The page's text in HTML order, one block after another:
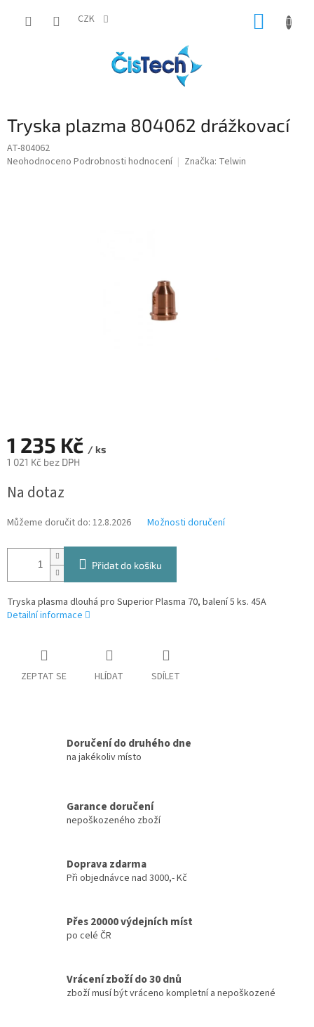
CZK
Tryska plazma 804062 drážkovací
AT-804062
Průměrné
Neohodnoceno Podrobnosti hodnocení Značka: Telwin
1 235 Kč / ks
1 021 Kč bez DPH
cena:
Na dotaz
Můžeme doručit do: 12.8.2026 Možnosti doručení
Přidat do košíku
Tryska plasma dlouhá pro Superior Plasma 70, balení 5 ks. 45A
Detailní informace
ZEPTAT SE HLÍDAT SDÍLET
Doručení do druhého dne
na jakékoliv místo
Garance doručení
nepoškozeného zboží
Doprava zdarma
Při objednávce nad 3000,- Kč
Přes 20000 výdejních míst
po celé ČR
Vrácení zboží do 30 dnů
zboží musí být vráceno kompletní a nepoškozené